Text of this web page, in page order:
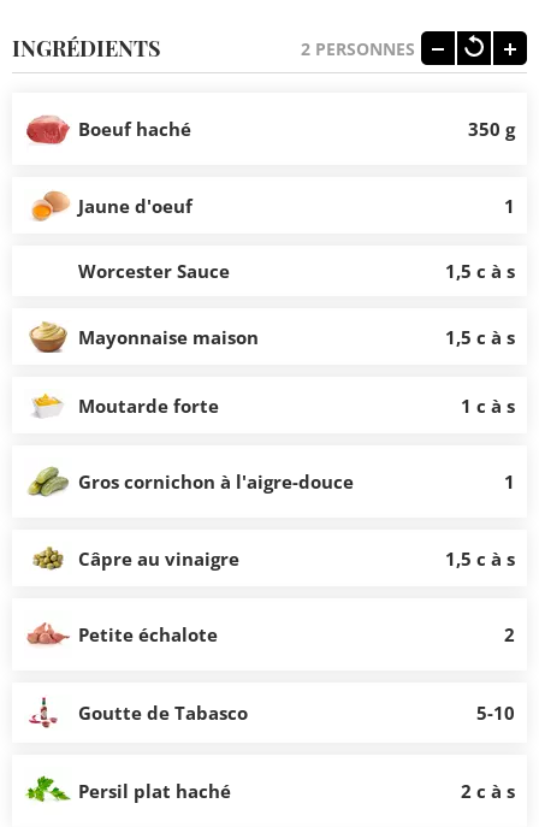
INGRÉDIENTS 2 PERSONNES
Boeuf haché 350 g
Jaune d'oeuf 1
Worcester Sauce 1,5 c à s
Mayonnaise maison 1,5 c à s
Moutarde forte 1 c à s
Gros cornichon à l'aigre-douce 1
Câpre au vinaigre 1,5 c à s
Petite échalote 2
Goutte de Tabasco 5-10
Persil plat haché 2 c à s